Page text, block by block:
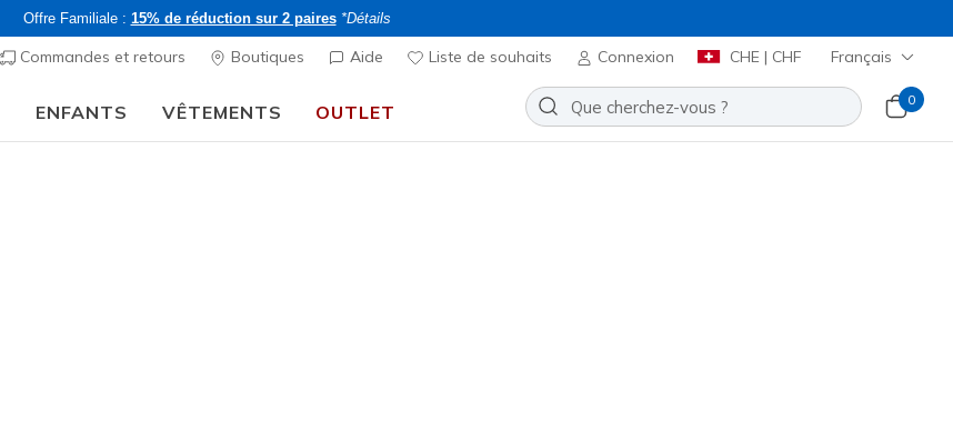
Offre Familiale : 15% de réduction sur 2 paires *Détails
Commandes et retours Boutiques Aide Liste de souhaits Connexion CHE | CHF Français
ENFANTS VÊTEMENTS OUTLET
0